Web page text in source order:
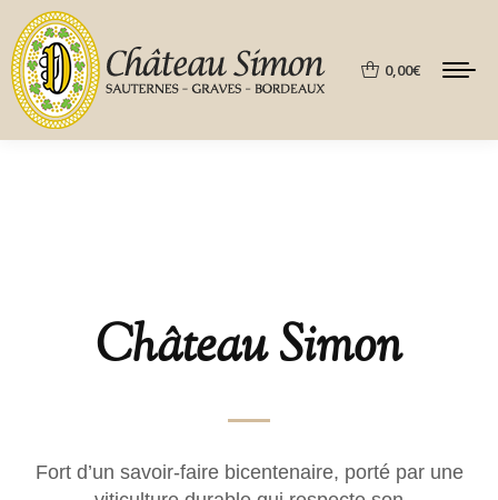
0,00€
Château Simon
Fort d’un savoir-faire bicentenaire, porté par une